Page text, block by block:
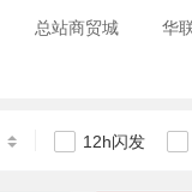
总站商贸城 华
12h闪发